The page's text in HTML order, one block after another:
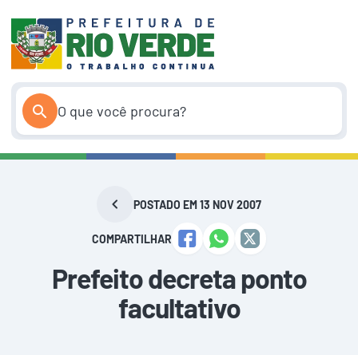
conteúdo
POSTADO EM 13 NOV 2007
COMPARTILHAR
Prefeito decreta ponto
facultativo